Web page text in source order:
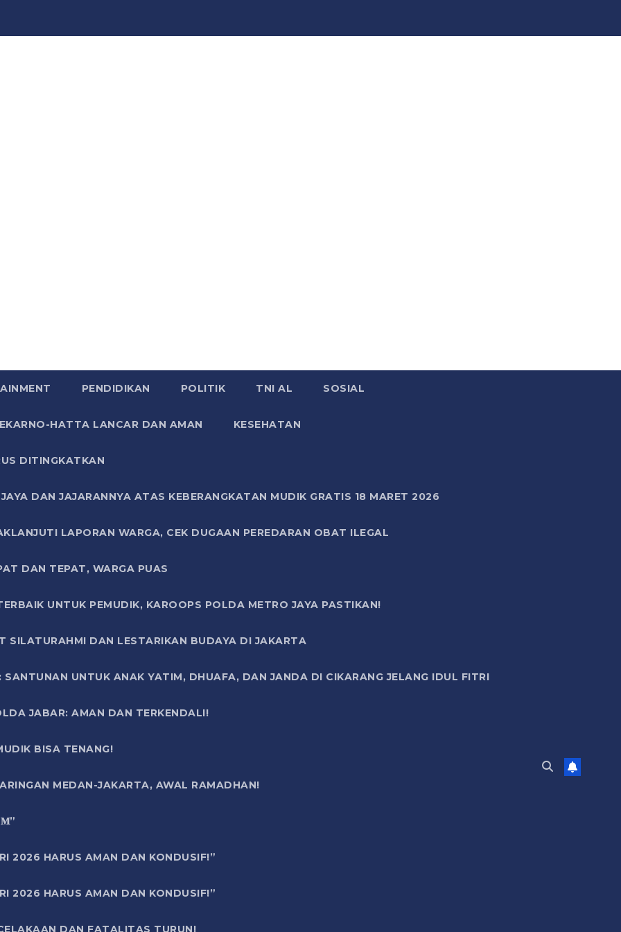
PENDIDIKAN POLITIK TNI AL SOSIAL
HATTA LANCAR DAN AMAN KESEHATAN
DITINGKATKAN
DAN JAJARANNYA ATAS KEBERANGKATAN MUDIK GRATIS 18 MARET 2026
LAPORAN WARGA, CEK DUGAAN PEREDARAN OBAT ILEGAL
DAN TEPAT, WARGA PUAS
UNTUK PEMUDIK, KAROOPS POLDA METRO JAYA PASTIKAN!
SILATURAHMI DAN LESTARIKAN BUDAYA DI JAKARTA
UNTUK ANAK YATIM, DHUAFA, DAN JANDA DI CIKARANG JELANG IDUL FITRI
JABAR: AMAN DAN TERKENDALI!
BISA TENANG!
MEDAN-JAKARTA, AWAL RAMADHAN!
𝐌”
2026 HARUS AMAN DAN KONDUSIF!”
2026 HARUS AMAN DAN KONDUSIF!”
DAN FATALITAS TURUN!